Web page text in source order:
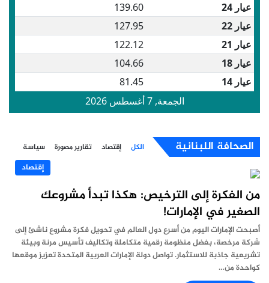
الصحافة اللبنانية الكل إقتصاد تقارير مصورة سياسة
إقتصاد
من الفكرة إلى الترخيص: هكذا تبدأ مشروعك
الصغير في الإمارات!
أصبحت الإمارات اليوم من أسرع دول العالم في تحويل فكرة مشروع ناشئ إلى
شركة مرخصة، بفضل منظومة رقمية متكاملة وتكاليف تأسيس مرنة وبيئة
تشريعية جاذبة للاستثمار. تواصل دولة الإمارات العربية المتحدة تعزيز موقعها
كواحدة من…